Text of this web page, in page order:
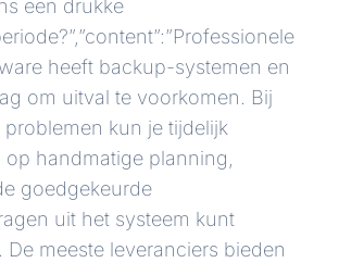
een drukke
heeft backup-systemen en
om uitval te voorkomen. Bij
kun je tijdelijk
handmatige planning,
goedgekeurde
uit het systeem kunt
De meeste leveranciers bieden